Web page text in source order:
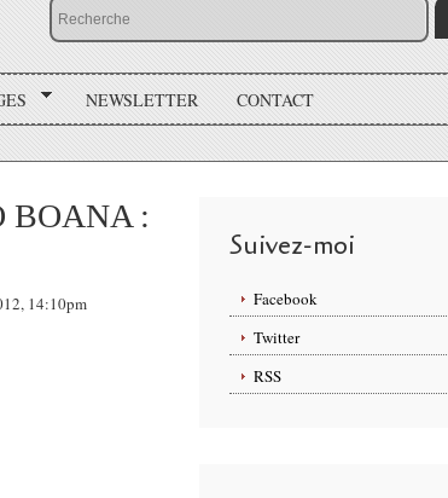
NEWSLETTER CONTACT
BOANA :
14:10pm
Suivez-moi
Facebook
Twitter
RSS